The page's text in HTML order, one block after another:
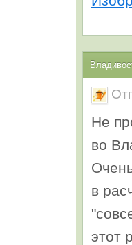
Не
во
в
этот